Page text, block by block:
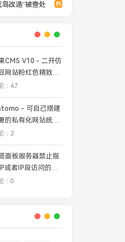
热
岛改造”被查处
CMS V10 - 二开仿
网站粉红色精致模
：47
- 可自己搭建
的私有化网站统计
，完全掌控网站数
全和隐私
：2
面板服务器禁止指
或者IP段访问的几
见方法
：0